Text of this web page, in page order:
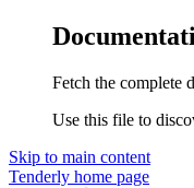
Fetch the complete
Use this file to
Skip to main content
Tenderly home page